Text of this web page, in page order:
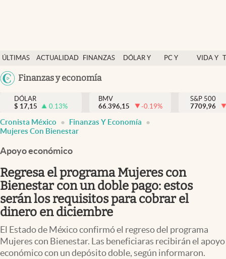
ÚLTIMAS
NOTICIAS
ACTUALIDAD
FINANZAS
DÓLAR Y
PC Y
VIDA Y
México
Finanzas y economía
Actualidad
Finanzas y economía
Dólar y mercados
Opinión
Brand Strategy
Pc y celular
Vida y estilo
Tv
Clima
Espiritualidad
DÓLAR
$ 17,15 0.13%
BMV
66.396,15
-0.19%
S&P 500
7709,96
Cronista México
Finanzas Y Economía
Mujeres Con Bienestar
Apoyo económico
Regresa el programa Mujeres con
Bienestar con un doble pago: estos
serán los requisitos para cobrar el
dinero en diciembre
El Estado de México confirmó el regreso del programa
Mujeres con Bienestar. Las beneficiaras recibirán el apoyo
económico con un depósito doble, según informaron.